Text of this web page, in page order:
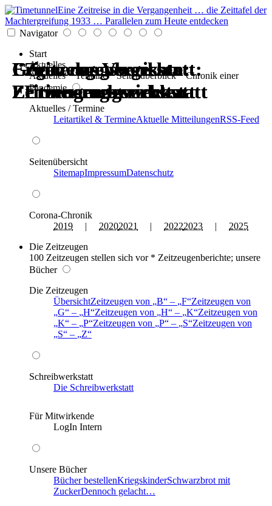
Eine Zeitreise in die Vergangenheit … die Zeittafel der
Machtergreifung 1933 … Parallelen zum Heute entdecken
Navigator
Start
Aktuelles
Aktuelles * Termine * Seitenüberblick * Chronik einer
Pandemie
Aktuelles / Termine
Leitartikel & TermineAktuelle MitteilungenRSS-Feed
Seitenübersicht
SitemapImpressumDatenschutz
Corona-Chronik
2019 | 20202021 | 20222023 | 2025
Die Zeitzeugen
100 Zeitzeugen stellen sich vor * Zeitzeugenberichte; unsere
Bücher
Die Zeitzeugen
ÜbersichtZeitzeugen von B – F Zeitzeugen von
G
– H Zeitzeugen von H – K Zeitzeugen von
K
– P Zeitzeugen von P – S Zeitzeugen von
S
– Z
Schreibwerkstatt
Die Schreibwerkstatt
Für Mitwirkende
LogIn Intern
Unsere Bücher
Bücher bestellenKriegskinderSchwarzbrot mit
ZuckerDennoch gelacht…
Erinnerungswerkstatt:
Zeitzeugen berichten
Zeitzeugenberichte:
Erinnerungswerkstatt
Gegen das Vergessen:
Erinnerungswerkstatt
Erinnerungswerkstatt:
Zeitzeugen berichten
Zeitzeugenberichte:
Erinnerungswerkstatt
Gegen das Vergessen:
Erinnerungswerkstatt